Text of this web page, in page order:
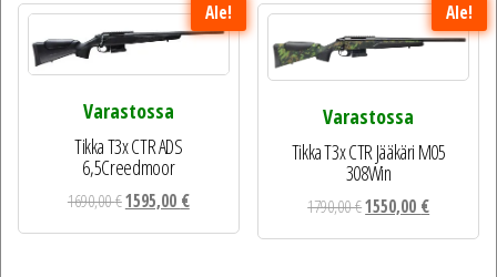
Ale!
Varastossa
Tikka T3x CTR ADS
6,5Creedmoor
1690,00€Alkuperäinen
1595,00 €Nykyinen
Ale!
Varastossa
Tikka T3x CTR Jääkäri M05
308Win
1790,00€Alkuperäinen
hinta
1550,00 €Nykyinen
hinta